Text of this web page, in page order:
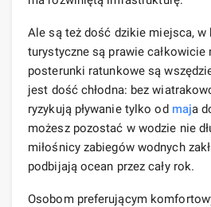
Ale są też dość dzikie miejsca, w
turystyczne są prawie całkowicie
posterunki ratunkowe są
jest dość chłodna: bez
ryzykują pływanie tylko od maja
możesz pozostać w wodzie nie
miłośnicy zabiegów wodnych
podbijają ocean przez cały rok.
Osobom preferującym